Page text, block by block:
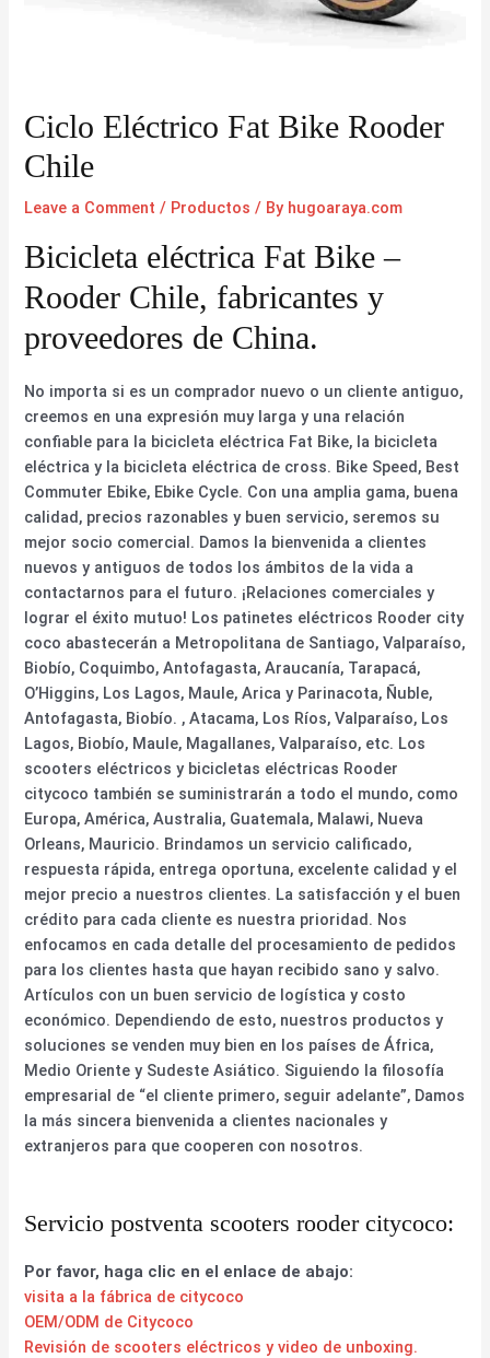
Ciclo Eléctrico Fat Bike Rooder
Chile
Leave a Comment / Productos / By hugoaraya.com
Bicicleta eléctrica Fat Bike –
Rooder Chile, fabricantes y
proveedores de China.
No importa si es un comprador nuevo o un cliente antiguo,
creemos en una expresión muy larga y una relación
confiable para la bicicleta eléctrica Fat Bike, la bicicleta
eléctrica y la bicicleta eléctrica de cross. Bike Speed, Best
Commuter Ebike, Ebike Cycle. Con una amplia gama, buena
calidad, precios razonables y buen servicio, seremos su
mejor socio comercial. Damos la bienvenida a clientes
nuevos y antiguos de todos los ámbitos de la vida a
contactarnos para el futuro. ¡Relaciones comerciales y
lograr el éxito mutuo! Los patinetes eléctricos Rooder city
coco abastecerán a Metropolitana de Santiago, Valparaíso,
Biobío, Coquimbo, Antofagasta, Araucanía, Tarapacá,
O’Higgins, Los Lagos, Maule, Arica y Parinacota, Ñuble,
Antofagasta, Biobío. , Atacama, Los Ríos, Valparaíso, Los
Lagos, Biobío, Maule, Magallanes, Valparaíso, etc. Los
scooters eléctricos y bicicletas eléctricas Rooder
citycoco también se suministrarán a todo el mundo, como
Europa, América, Australia, Guatemala, Malawi, Nueva
Orleans, Mauricio. Brindamos un servicio calificado,
respuesta rápida, entrega oportuna, excelente calidad y el
mejor precio a nuestros clientes. La satisfacción y el buen
crédito para cada cliente es nuestra prioridad. Nos
enfocamos en cada detalle del procesamiento de pedidos
para los clientes hasta que hayan recibido sano y salvo.
Artículos con un buen servicio de logística y costo
económico. Dependiendo de esto, nuestros productos y
soluciones se venden muy bien en los países de África,
Medio Oriente y Sudeste Asiático. Siguiendo la filosofía
empresarial de “el cliente primero, seguir adelante”, Damos
la más sincera bienvenida a clientes nacionales y
extranjeros para que cooperen con nosotros.
Servicio postventa scooters rooder citycoco:
Por favor, haga clic en el enlace de abajo:
visita a la fábrica de citycoco
OEM/ODM de Citycoco
Revisión de scooters eléctricos y video de unboxing.